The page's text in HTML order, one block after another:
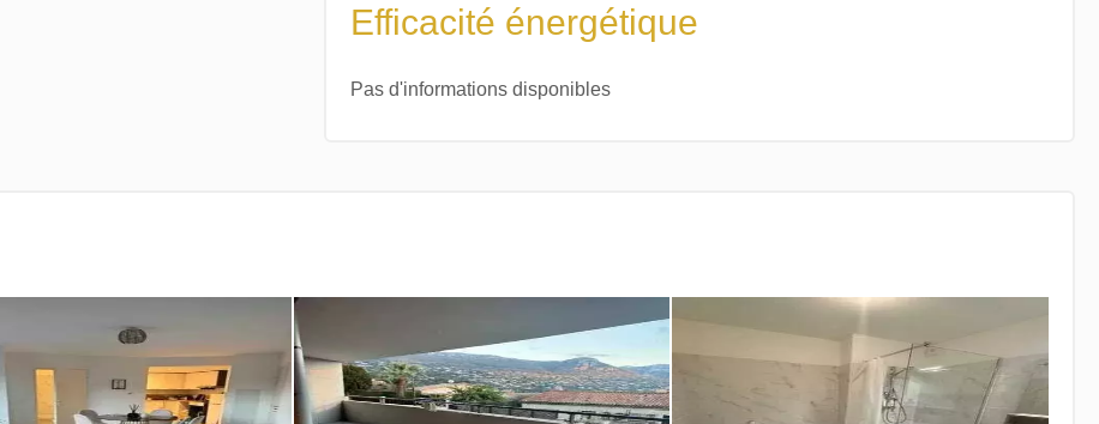
Efficacité énergétique
Pas d'informations disponibles